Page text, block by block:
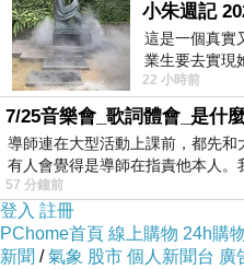
這是一個真實
業生要去實現
情況下，靠著
22 小時前
7/25音樂會_歌詞體會_是什
導師連在大型活動上課前，都先
有人會覺得是導師在指責他本人
57 分鐘前
登入 註冊
PChome首頁 線上購物 24h購
新聞 /氣象 股市 個人新聞台 廣